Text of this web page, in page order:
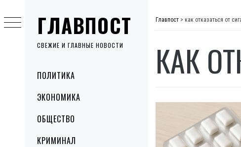
ГЛАВПОСТ
СВЕЖИЕ И ГЛАВНЫЕ НОВОСТИ
MenuПОЛИТИКА
ЭКОНОМИКА
ОБЩЕСТВО
КРИМИНАЛ
to
content
Главпост > как отказаться от
КАК